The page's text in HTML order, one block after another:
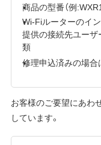
商品の型番（例
Wi-Fiルーターのイ
提供の接続先ユー
類
修理申込済みの場合
お客様のご要望にあわ
しています。